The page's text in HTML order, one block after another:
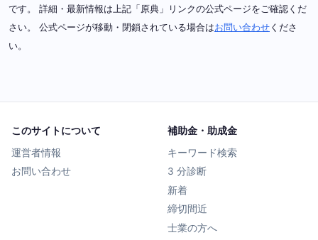
です。 詳細・最新情報は上記「原典」リンクの公式ページをご確認くだ
さい。 公式ページが移動・閉鎖されている場合はお問い合わせ くださ
い。
このサイトについて
運営者情報
お問い合わせ
補助金・助成金
キーワード検索
3 分診断
新着
締切間近
士業の方へ